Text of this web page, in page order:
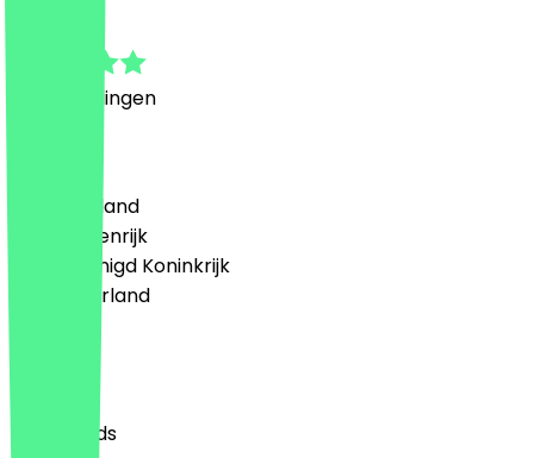
Beoordelingen
🇩🇪 Duitsland
🇦🇹 Oostenrijk
🇬🇧 Verenigd Koninkrijk
🇳🇱 Nederland
English
Nederlands